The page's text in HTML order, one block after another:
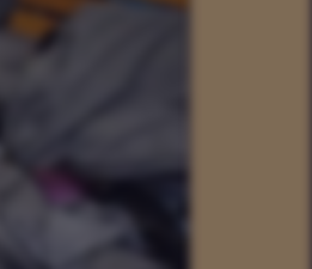
هل يريد حزب FvD استقبال اللاجئين؟